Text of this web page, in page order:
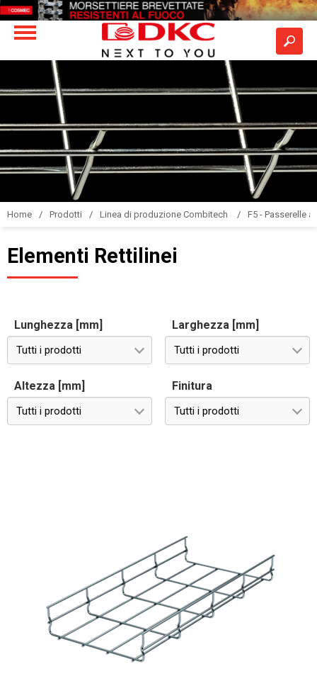
Home Prodotti Linea di produzione Combitech F5 - Passerelle a
Elementi Rettilinei
Lunghezza [mm]
Tutti i prodotti
Larghezza [mm]
Tutti i prodotti
Altezza [mm]
Tutti i prodotti
Finitura
Tutti i prodotti